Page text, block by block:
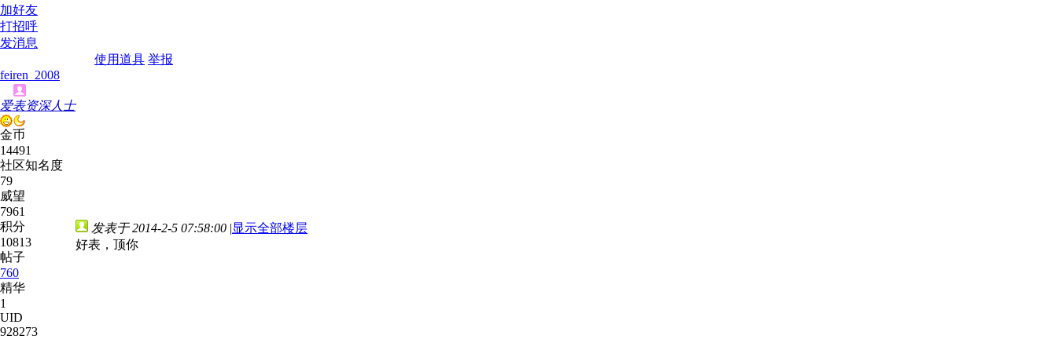
加好友
打招呼
发消息
使用道具 举报
feiren_2008
爱表资深人士
金币
14491
社区知名度
79
威望
7961
积分
10813
帖子
760
精华
1
UID
928273
发表于 2014-2-5 07:58:00 |显示全部楼层
好表，顶你